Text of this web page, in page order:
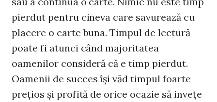
pierdut pentru cineva care savurează cu
placere o carte buna. Timpul de lectură
poate fi atunci când majoritatea
oamenilor consideră că e timp pierdut.
Oamenii de succes îşi văd timpul foarte
preţios şi profită de orice ocazie să inveţe